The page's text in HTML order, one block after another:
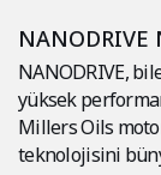
NANODRIVE
NANODRIVE,
yüksek
Millers Oils
teknolojisini